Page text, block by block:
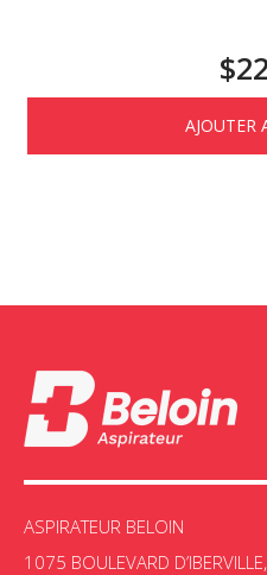
$
AJOUTER
ASPIRATEUR BELOIN
1075 BOULEVARD D’IBERVILLE,